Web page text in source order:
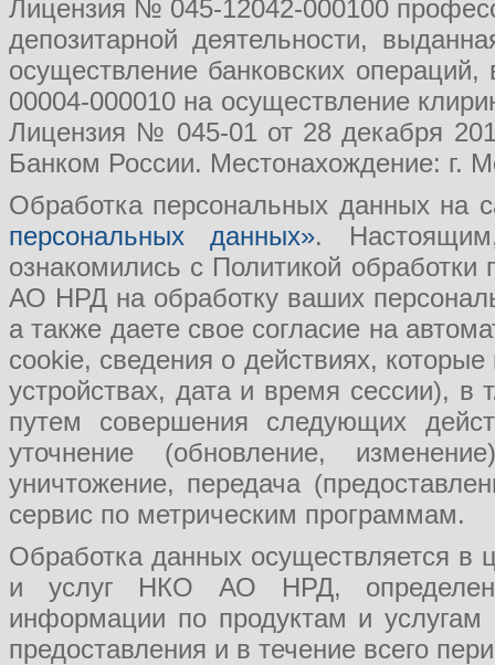
Лицензия № 045-12042-000100
депозитарной деятельности,
осуществление банковских
00004-000010 на осуществление
Лицензия № 045-01 от 28 декабря
Банком России. Местонахождение: г.
Обработка персональных данных на
персональных данных».
ознакомились с Политикой
АО НРД на обработку ваших
а также даете свое согласие на
cookie, сведения о действиях,
устройствах, дата и время сессии), в
путем совершения следующих
уточнение (обновление,
уничтожение, передача
сервис по метрическим программам.
Обработка данных осуществляется в
и услуг НКО АО НРД, определения
информации по продуктам и
предоставления и в течение всего